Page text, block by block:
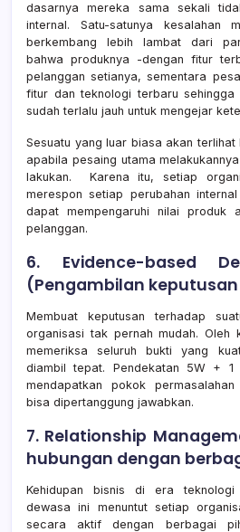
dasarnya mereka sama sekali
internal. Satu-satunya kesalahan
berkembang lebih lambat dari
bahwa produknya -dengan fitur
pelanggan setianya, sementara
fitur dan teknologi terbaru
sudah terlalu jauh untuk mengejar
Sesuatu yang luar biasa akan
apabila pesaing utama
lakukan. Karena itu, setiap
merespon setiap perubahan
dapat mempengaruhi nilai produk
pelanggan.
6. Evidence-based
(Pengambilan
Membuat keputusan terhadap
organisasi tak pernah mudah. Oleh
memeriksa seluruh bukti yang
diambil tepat. Pendekatan 5W + 1
mendapatkan pokok permasalahan
bisa dipertanggung jawabkan.
7. Relationship
hubungan dengan
Kehidupan bisnis di era teknologi
dewasa ini menuntut setiap
secara aktif dengan berbagai